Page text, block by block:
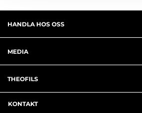
HANDLA HOS OSS
MEDIA
THEOFILS
KONTAKT